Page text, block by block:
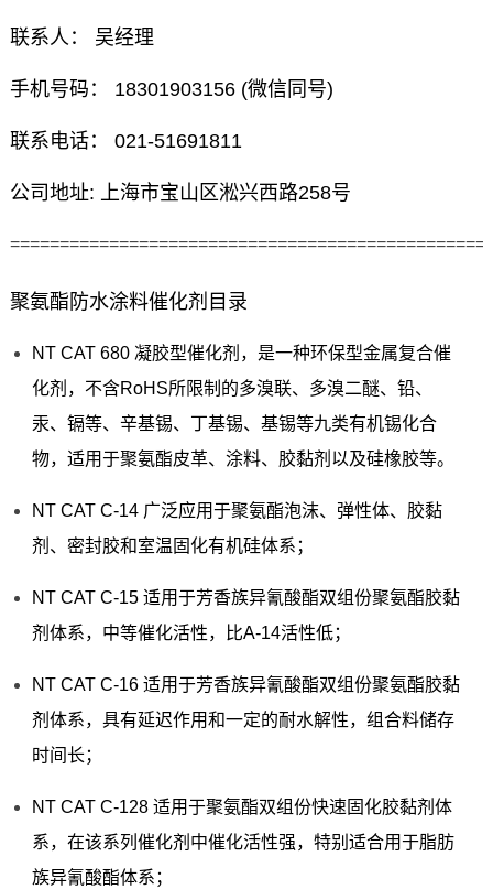
联系人： 吴经理
手机号码： 18301903156 (微信同号)
联系电话： 021-51691811
公司地址: 上海市宝山区淞兴西路258号
聚氨酯防水涂料催化剂目录
NT CAT 680 凝胶型催化剂，是一种环保型金属复合催
化剂，不含RoHS所限制的多溴联、多溴二醚、铅、
汞、镉等、辛基锡、丁基锡、基锡等九类有机锡化合
物，适用于聚氨酯皮革、涂料、胶黏剂以及硅橡胶等。
NT CAT C-14 广泛应用于聚氨酯泡沫、弹性体、胶黏
剂、密封胶和室温固化有机硅体系；
NT CAT C-15 适用于芳香族异氰酸酯双组份聚氨酯胶黏
剂体系，中等催化活性，比A-14活性低；
NT CAT C-16 适用于芳香族异氰酸酯双组份聚氨酯胶黏
剂体系，具有延迟作用和一定的耐水解性，组合料储存
时间长；
NT CAT C-128 适用于聚氨酯双组份快速固化胶黏剂体
系，在该系列催化剂中催化活性强，特别适合用于脂肪
族异氰酸酯体系；